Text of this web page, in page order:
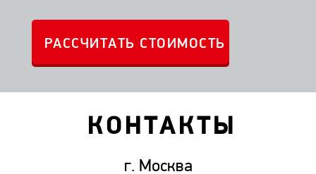
КОНТАКТЫ
г. Москва